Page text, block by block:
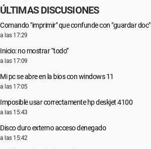
ÚLTIMAS DISCUSIONES
Comando "imprimir" que confunde con "guardar doc"
a las 17:29
Inicio: no mostrar “todo”
a las 17:09
Mi pc se abre en la bios con windows 11
a las 17:05
Imposible usar correctamente hp deskjet 4100
a las 15:43
Disco duro externo acceso denegado
a las 15:42